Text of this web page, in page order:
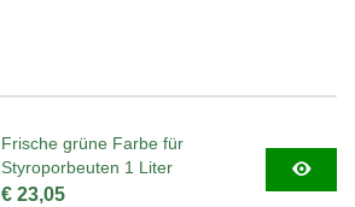
Frische grüne Farbe für
Styroporbeuten 1 Liter
€ 23,05